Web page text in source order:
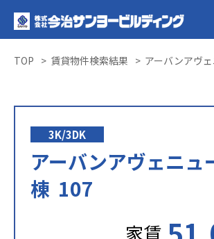
TOP 賃貸物件検索結果 アーバンアヴ
3K/3DK
アーバンアヴェニュ
棟 107
家賃